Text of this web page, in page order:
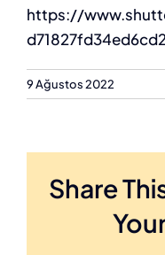
https://
9 Ağustos 2022
Share